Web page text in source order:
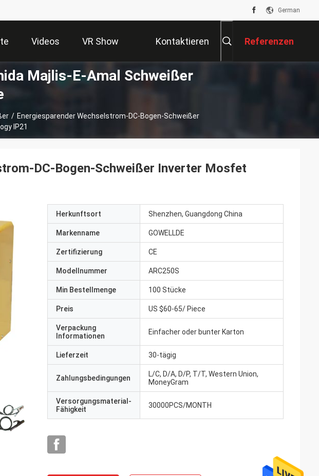
German
Videos VR Show Kontaktieren
Sie Uns
Referenzen
Majlis-E-Amal Schweißer
/ Energiesparender Wechselstrom-DC-Bogen-Schweißer
IP21
DC-Bogen-Schweißer Inverter Mosfet
Herkunftsort Shenzhen, Guangdong China
Markenname GOWELLDE
Zertifizierung CE
Modellnummer ARC250S
Min Bestellmenge 100 Stücke
Preis US $60-65/ Piece
Verpackung
Informationen
Einfacher oder bunter Karton
Lieferzeit 30-tägig
Zahlungsbedingungen
L/C, D/A, D/P, T/T, Western Union,
MoneyGram
Versorgungsmaterial-
Fähigkeit
30000PCS/MONTH